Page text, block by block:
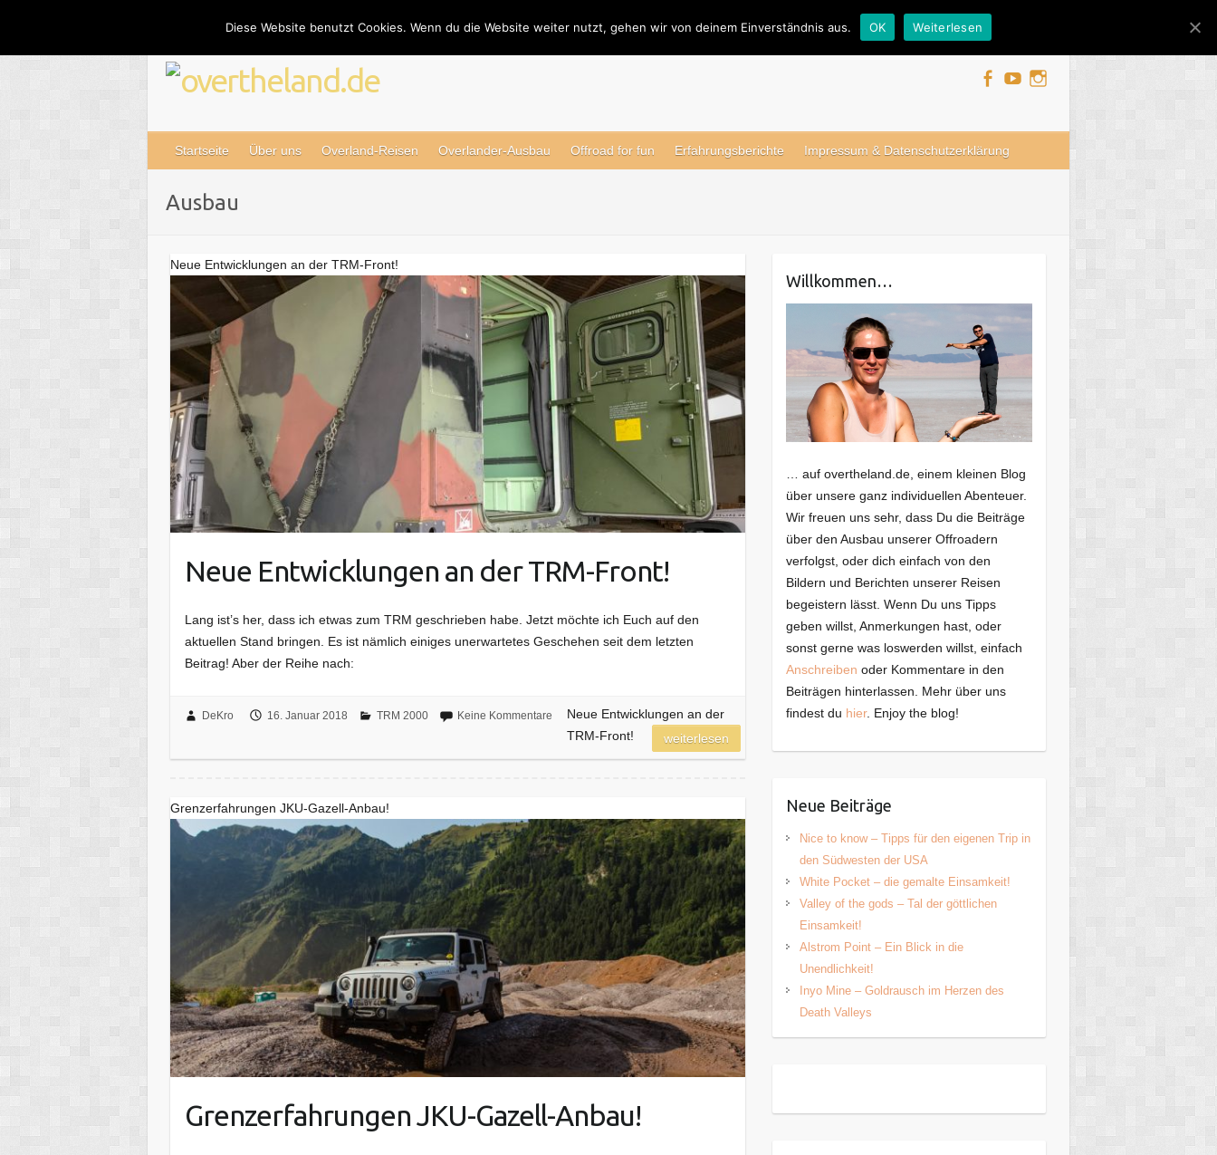
content
Startseite Über uns Overland-Reisen Overlander-Ausbau Offroad for fun Erfahrungsberichte Impressum & Datenschutzerklärung
Ausbau
Neue Entwicklungen an der TRM-Front!
Neue Entwicklungen an der TRM-Front!
Lang ist’s her, dass ich etwas zum TRM geschrieben habe. Jetzt möchte ich Euch auf den
aktuellen Stand bringen. Es ist nämlich einiges unerwartetes Geschehen seit dem letzten
Beitrag! Aber der Reihe nach:
DeKro 16. Januar 2018 TRM 2000 Keine Kommentare
Neue Entwicklungen an der
TRM-Front!
weiterlesen
Grenzerfahrungen JKU-Gazell-Anbau!
Grenzerfahrungen JKU-Gazell-Anbau!
Willkommen…
… auf overtheland.de, einem kleinen Blog
über unsere ganz individuellen Abenteuer.
Wir freuen uns sehr, dass Du die Beiträge
über den Ausbau unserer Offroadern
verfolgst, oder dich einfach von den
Bildern und Berichten unserer Reisen
begeistern lässt. Wenn Du uns Tipps
geben willst, Anmerkungen hast, oder
sonst gerne was loswerden willst, einfach
Anschreiben oder Kommentare in den
Beiträgen hinterlassen. Mehr über uns
findest du hier. Enjoy the blog!
Neue Beiträge
Nice to know – Tipps für den eigenen Trip in
den Südwesten der USA
White Pocket – die gemalte Einsamkeit!
Valley of the gods – Tal der göttlichen
Einsamkeit!
Alstrom Point – Ein Blick in die
Unendlichkeit!
Inyo Mine – Goldrausch im Herzen des
Death Valleys
Diese Website benutzt Cookies. Wenn du die Website weiter nutzt, gehen wir von deinem Einverständnis aus. OK Weiterlesen